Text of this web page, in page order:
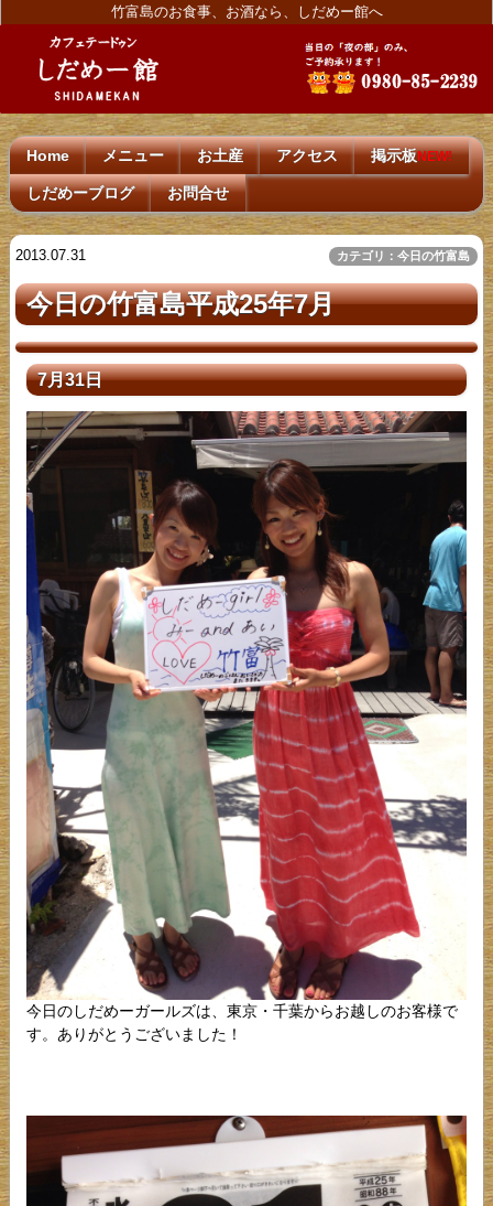
竹富島のお食事、お酒なら、しだめー館へ
Home メニュー お土産 アクセス 掲示板NEW!
しだめーブログ お問合せ
2013.07.31 カテゴリ：今日の竹富島
今日の竹富島平成25年7月
7月31日
今日のしだめーガールズは、東京・千葉からお越しのお客様で
す。ありがとうございました！